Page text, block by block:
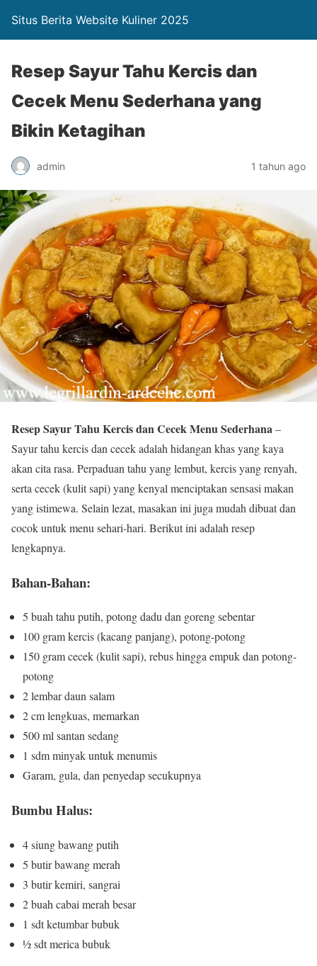
Situs Berita Website Kuliner 2025
Resep Sayur Tahu Kercis dan
Cecek Menu Sederhana yang
Bikin Ketagihan
admin 1 tahun ago
Resep Sayur Tahu Kercis dan Cecek Menu Sederhana–
Sayur tahu kercis dan cecek adalah hidangan khas yang kaya
akan cita rasa. Perpaduan tahu yang lembut, kercis yang renyah,
serta cecek (kulit sapi) yang kenyal menciptakan sensasi makan
yang istimewa. Selain lezat, masakan ini juga mudah dibuat dan
cocok untuk menu sehari-hari. Berikut ini adalah resep
lengkapnya.
Bahan-Bahan:
5 buah tahu putih, potong dadu dan goreng sebentar
100 gram kercis (kacang panjang), potong-potong
150 gram cecek (kulit sapi), rebus hingga empuk dan potong-
potong
2 lembar daun salam
2 cm lengkuas, memarkan
500 ml santan sedang
1 sdm minyak untuk menumis
Garam, gula, dan penyedap secukupnya
Bumbu Halus:
4 siung bawang putih
5 butir bawang merah
3 butir kemiri, sangrai
2 buah cabai merah besar
1 sdt ketumbar bubuk
½ sdt merica bubuk